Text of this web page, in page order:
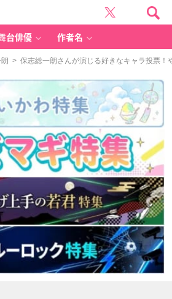
台俳優 作者名
> 保志総一朗さんが演じる好きなキャラ投票！